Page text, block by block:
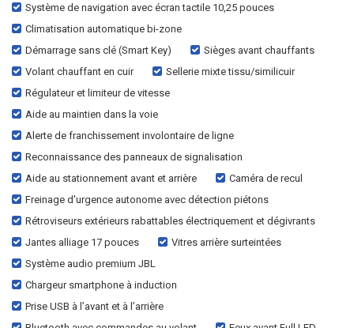
Système de navigation avec écran tactile 10,25 pouces
Climatisation automatique bi-zone
Démarrage sans clé (Smart Key)
Sièges avant chauffants
Volant chauffant en cuir
Sellerie mixte tissu/similicuir
Régulateur et limiteur de vitesse
Aide au maintien dans la voie
Alerte de franchissement involontaire de ligne
Reconnaissance des panneaux de signalisation
Aide au stationnement avant et arrière
Caméra de recul
Freinage d'urgence autonome avec détection piétons
Rétroviseurs extérieurs rabattables électriquement et dégivrants
Jantes alliage 17 pouces
Vitres arrière surteintées
Système audio premium JBL
Chargeur smartphone à induction
Prise USB à l’avant et à l’arrière